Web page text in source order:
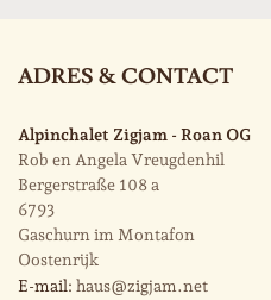
ADRES & CONTACT
Alpinchalet Zigjam - Roan OG
Rob en Angela Vreugdenhil
Bergerstraße 108 a
6793
Gaschurn im Montafon
Oostenrijk
E-mail: haus@zigjam.net